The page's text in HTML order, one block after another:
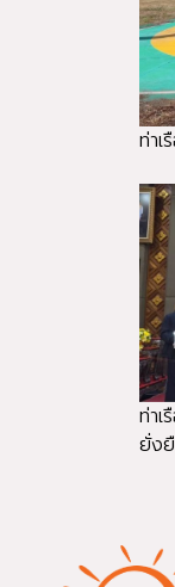
ท่า
ท่า
ยั่ง